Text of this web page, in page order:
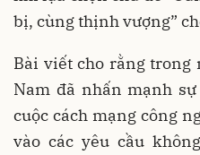
bị, cùng thịnh vượng”
Bài viết cho rằng
Nam đã nhấn mạnh
cuộc cách mạng công
vào các yêu cầu